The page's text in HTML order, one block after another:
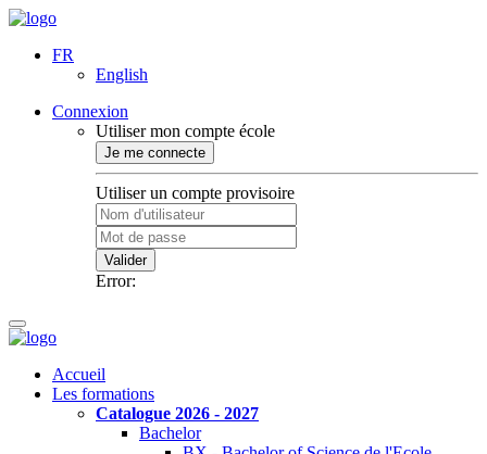
FR
English
Connexion
Utiliser mon compte école
Je me connecte
Utiliser un compte provisoire
Valider
Error:
Accueil
Les formations
Catalogue 2026 - 2027
Bachelor